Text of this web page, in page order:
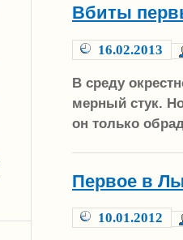
Вбиты
16.02.2013
В среду
мерный стук.
он только
Первое в
10.01.2012